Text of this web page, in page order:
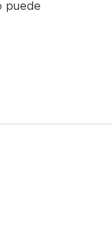
puede